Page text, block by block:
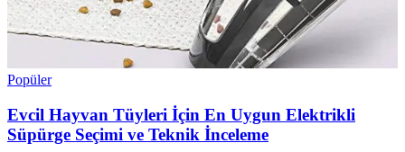
Popüler
Evcil Hayvan Tüyleri İçin En Uygun Elektrikli
Süpürge Seçimi ve Teknik İnceleme